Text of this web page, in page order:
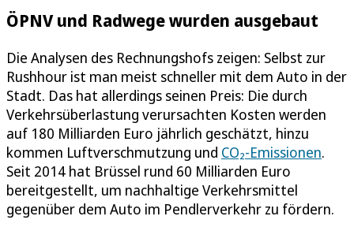
ÖPNV und Radwege wurden ausgebaut
Die Analysen des Rechnungshofs zeigen: Selbst zur
Rushhour ist man meist schneller mit dem Auto in der
Stadt. Das hat allerdings seinen Preis: Die durch
Verkehrsüberlastung verursachten Kosten werden
auf 180 Milliarden Euro jährlich geschätzt, hinzu
kommen Luftverschmutzung und CO₂-Emissionen.
Seit 2014 hat Brüssel rund 60 Milliarden Euro
bereitgestellt, um nachhaltige Verkehrsmittel
gegenüber dem Auto im Pendlerverkehr zu fördern.